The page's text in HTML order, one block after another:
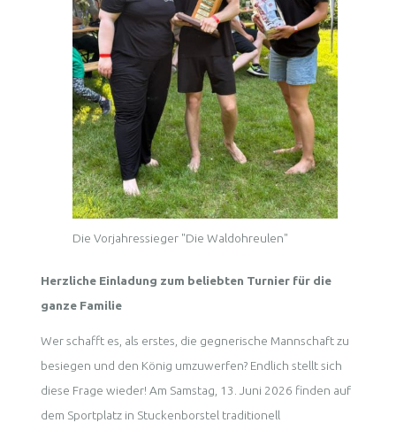
Die Vorjahressieger "Die Waldohreulen"
Herzliche Einladung zum beliebten Turnier für die
ganze Familie
Wer schafft es, als erstes, die gegnerische Mannschaft zu
besiegen und den König umzuwerfen? Endlich stellt sich
diese Frage wieder! Am Samstag, 13. Juni 2026 finden auf
dem Sportplatz in Stuckenborstel traditionell